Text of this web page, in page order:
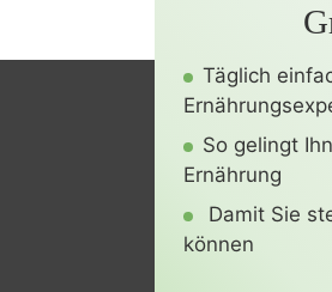
Täglich
So gelingt
Ernährung
Damit Sie
können